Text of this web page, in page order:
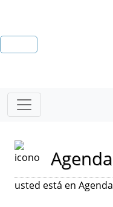
Agenda
usted está en Agenda